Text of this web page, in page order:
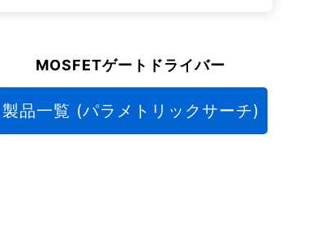
MOSFETゲートドライバー
製品一覧 (パラメトリックサーチ)